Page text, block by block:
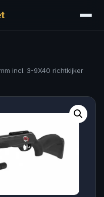
incl. 3-9X40 richtkijker